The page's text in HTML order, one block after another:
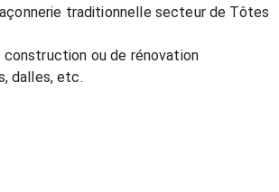
traditionnelle secteur de Tôtes
ou de rénovation
dalles, etc.